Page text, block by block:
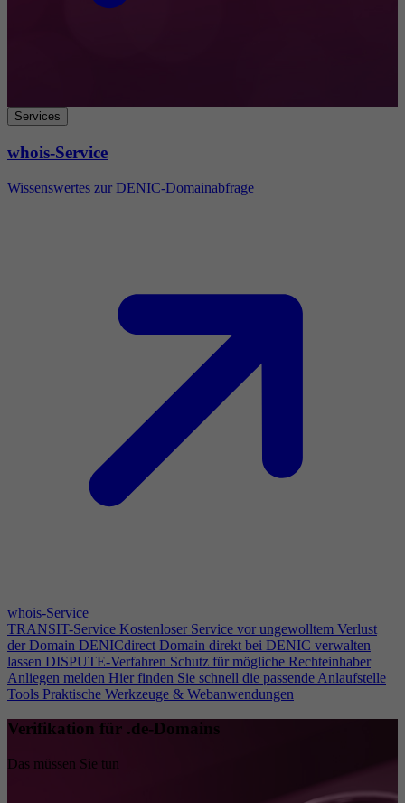
Services
whois-Service
Wissenswertes zur DENIC-Domainabfrage
whois-Service
TRANSIT-Service Kostenloser Service vor ungewolltem Verlust
der Domain DENICdirect Domain direkt bei DENIC verwalten
lassen DISPUTE-Verfahren Schutz für mögliche Rechteinhaber
Anliegen melden Hier finden Sie schnell die passende Anlaufstelle
Tools Praktische Werkzeuge & Webanwendungen
Verifikation für .de-Domains
Das müssen Sie tun